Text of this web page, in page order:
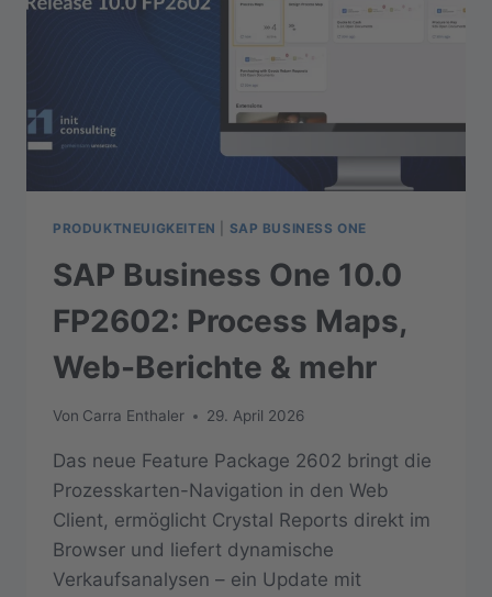
PRODUKTNEUIGKEITEN SAP BUSINESS ONE
SAP Business One 10.0
FP2602: Process Maps,
Web-Berichte & mehr
Von Carra Enthaler 29. April 2026
Das neue Feature Package 2602 bringt die
Prozesskarten-Navigation in den Web
Client, ermöglicht Crystal Reports direkt im
Browser und liefert dynamische
Verkaufsanalysen – ein Update mit